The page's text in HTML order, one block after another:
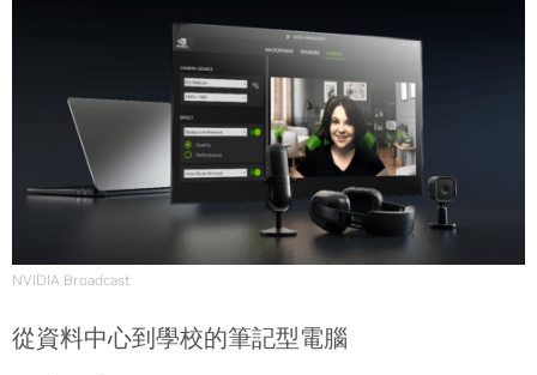
NVIDIA Broadcast
從資料中心到學校的筆記型電腦